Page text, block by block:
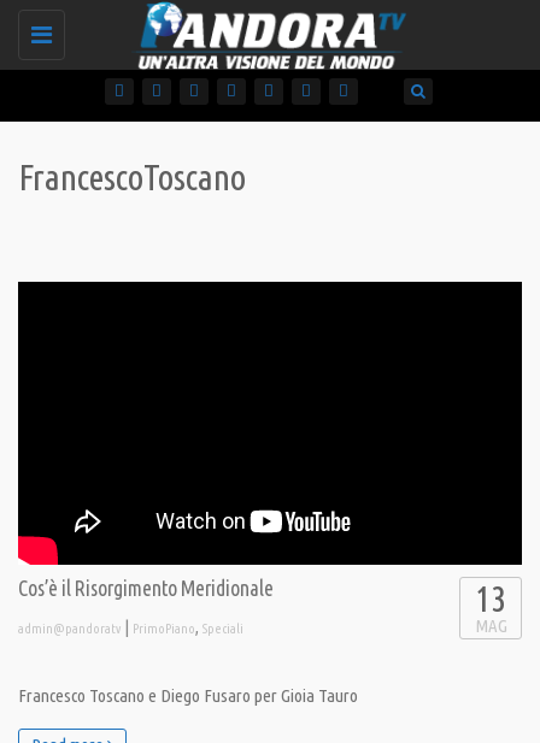
Toggle
FrancescoToscano
Cos’è il Risorgimento Meridionale
admin@pandoratv | PrimoPiano, Speciali
13
MAG
Francesco Toscano e Diego Fusaro per Gioia Tauro